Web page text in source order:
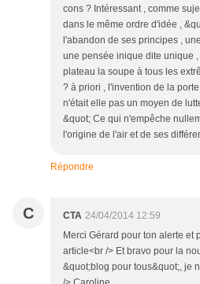
cons ? Intéressant , comme
dans le même ordre d'idée ,
l'abandon de ses principes ,
une pensée inique dite unique
plateau la soupe à tous les
? à priori , l'invention de la
n'était elle pas un moyen de
&quot; Ce qui n'empêche
l'origine de l'air et de ses
Répondre
C CTA 24/04/2014 12:59
Merci Gérard pour ton alerte et
article<br /> Et bravo pour la
&quot;blog pour tous&quot;, je